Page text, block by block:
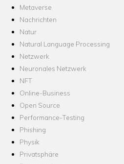
Metaverse
Nachrichten
Natur
Natural Language Processing
Netzwerk
Neuronales Netzwerk
NFT
Online-Business
Open Source
Performance-Testing
Phishing
Physik
Privatsphäre